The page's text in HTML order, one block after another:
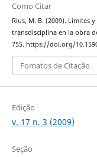
Como Citar
Rius, M. B. (2009). Límites
transdisciplina en la obra
755. https://doi.org/
Fomatos de Citação
Edição
v. 17 n. 3 (2009)
Seção